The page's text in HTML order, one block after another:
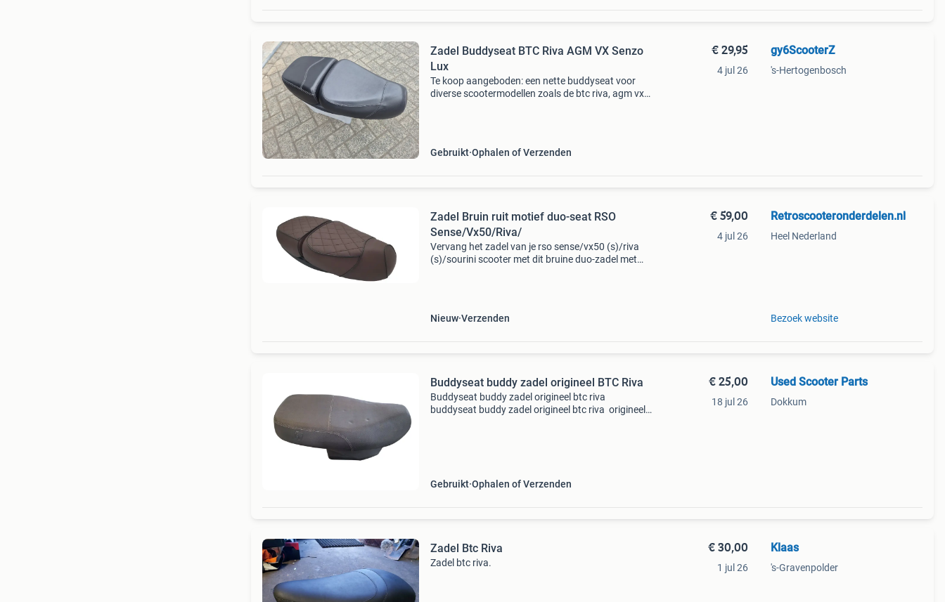
Zadel Buddyseat BTC Riva AGM VX Senzo
Lux
Te koop aangeboden: een nette buddyseat voor
diverse scootermodellen zoals de btc riva, agm vx
Gebruikt Ophalen of Verzenden
€ 29,95
4 jul 26
gy6ScooterZ
's-Hertogenbosch
Zadel Bruin ruit motief duo-seat RSO
Sense/Vx50/Riva/
Vervang het zadel van je rso sense/vx50 (s)/riva
(s)/sourini scooter met dit bruine duo-zadel met
Nieuw Verzenden
€ 59,00
4 jul 26
Retroscooteronderdelen.nl
Heel Nederland
Bezoek website
Buddyseat buddy zadel origineel BTC Riva
Buddyseat buddy zadel origineel btc riva
buddyseat buddy zadel origineel btc riva origineel /
Gebruikt Ophalen of Verzenden
€ 25,00
18 jul 26
Used Scooter Parts
Dokkum
Zadel Btc Riva
Zadel btc riva.
€ 30,00
1 jul 26
Klaas
's-Gravenpolder